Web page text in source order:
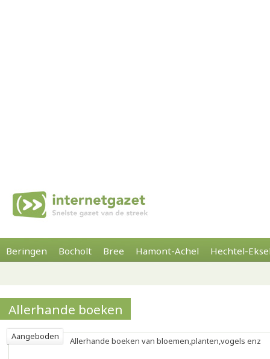
Beringen Bocholt Bree Hamont-Achel Hechtel-
Allerhande boeken
Aangeboden
Allerhande boeken van bloemen,planten,vogels enz